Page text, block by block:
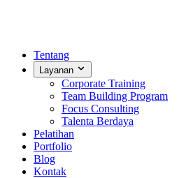
Tentang
Layanan
Corporate Training
Team Building Program
Focus Consulting
Talenta Berdaya
Pelatihan
Portfolio
Blog
Kontak